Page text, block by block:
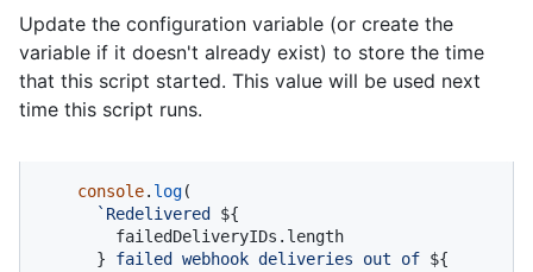
Update the configuration variable (or create the
variable if it doesn't already exist) to store the time
that this script started. This value will be used next
time this script runs.
console. log(
`Redelivered ${
      }
failed webhook deliveries out of ${